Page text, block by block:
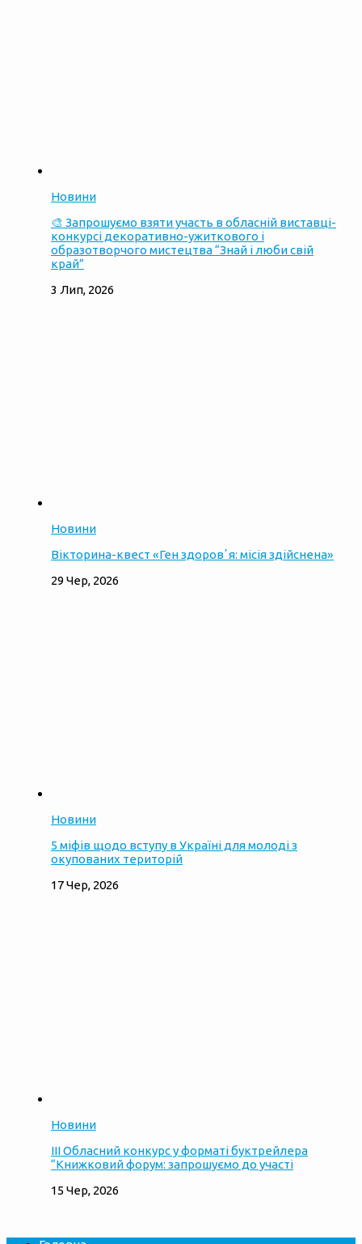
Новини
🎨 Запрошуємо взяти участь в обласній виставці-
конкурсі декоративно-ужиткового і
образотворчого мистецтва “Знай і люби свій
край”
3 Лип, 2026
Новини
Вікторина-квест «Ген здоровʼя: місія здійснена»
29 Чер, 2026
Новини
5 міфів щодо вступу в Україні для молоді з
окупованих територій
17 Чер, 2026
Новини
ІІІ Обласний конкурс у форматі буктрейлера
“Книжковий форум: запрошуємо до участі
15 Чер, 2026